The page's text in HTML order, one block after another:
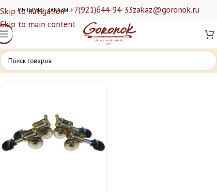
Skip to navigation
Skip to main content
ИНТЕРНЕТ ЗАКАЗЫ:+7(921)644-94-33zakaz@goronok.ru